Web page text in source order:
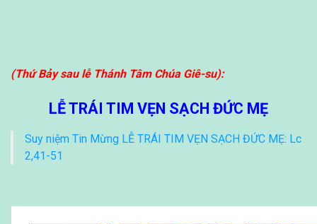
(Thứ Bảy sau lễ Thánh Tâm Chúa Giê-su):
LỄ TRÁI TIM VẸN SẠCH ĐỨC MẸ
Suy niệm Tin Mừng LỄ TRÁI TIM VẸN SẠCH ĐỨC MẸ: Lc
2,41-51